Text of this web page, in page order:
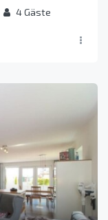
4Gäste